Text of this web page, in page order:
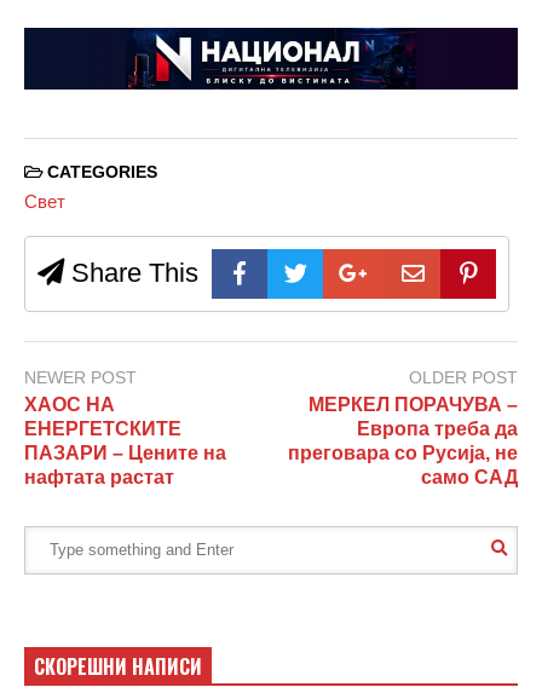
CATEGORIES
Свет
Share This
NEWER POST
ХАОС НА
ЕНЕРГЕТСКИТЕ
ПАЗАРИ – Цените на
нафтата растат
OLDER POST
МЕРКЕЛ ПОРАЧУВА –
Европа треба да
преговара со Русија, не
само САД
СКОРЕШНИ НАПИСИ